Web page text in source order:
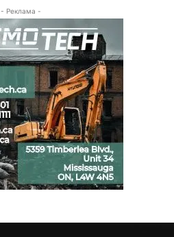
- Реклама -